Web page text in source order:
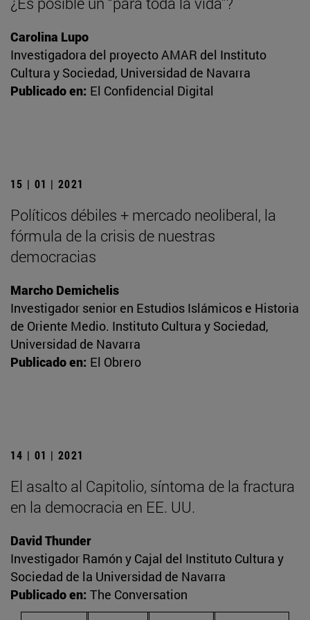
Carolina Lupo
Investigadora del proyecto AMAR del Instituto
Cultura y Sociedad, Universidad de Navarra
Publicado en: El Confidencial Digital
15 | 01 | 2021
Políticos débiles + mercado neoliberal, la
fórmula de la crisis de nuestras
democracias
Marcho Demichelis
Investigador senior en Estudios Islámicos e Historia
de Oriente Medio. Instituto Cultura y Sociedad,
Universidad de Navarra
Publicado en: El Obrero
14 | 01 | 2021
El asalto al Capitolio, síntoma de la fractura
en la democracia en EE. UU.
David Thunder
Investigador Ramón y Cajal del Instituto Cultura y
Sociedad de la Universidad de Navarra
Publicado en: The Conversation